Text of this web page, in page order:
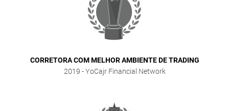
CORRETORA COM MELHOR AMBIENTE DE TRADING
2019 - YoCajr Financial Network